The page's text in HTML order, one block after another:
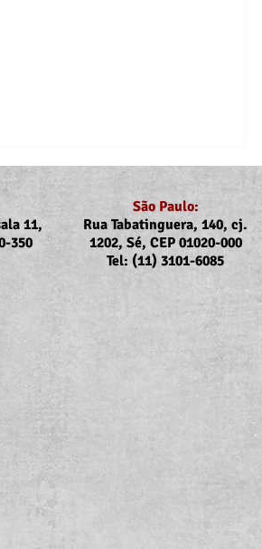
Dejesp: Atualização do valor
dos auxílios Creche-Escola e a
filho com deficiência
11,
350
São Paulo:
Rua Tabatinguera, 140, cj.
1202, Sé, CEP 01020-000
Tel: (11) 3101-6085